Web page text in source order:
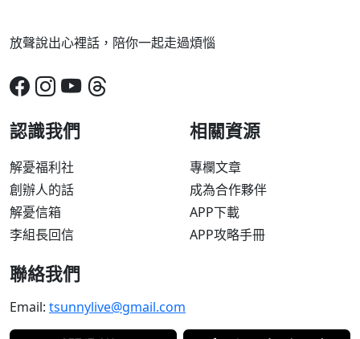
放聲說出心裡話，陪你一起走過煩惱
認識我們
解憂福利社
創辦人的話
解憂信箱
李組長回信
相關資源
專欄文章
成為合作夥伴
APP下載
APP攻略手冊
聯絡我們
Email: tsunnylive@gmail.com